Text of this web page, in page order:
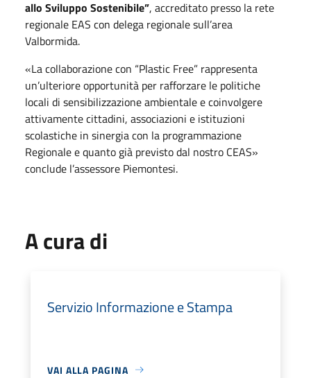
allo Sviluppo Sostenibile”, accreditato presso la rete
regionale EAS con delega regionale sull’area
Valbormida.
«La collaborazione con “Plastic Free” rappresenta
un’ulteriore opportunità per rafforzare le politiche
locali di sensibilizzazione ambientale e coinvolgere
attivamente cittadini, associazioni e istituzioni
scolastiche in sinergia con la programmazione
Regionale e quanto già previsto dal nostro CEAS»
conclude l’assessore Piemontesi.
A cura di
Servizio Informazione e Stampa
VAI ALLA PAGINA